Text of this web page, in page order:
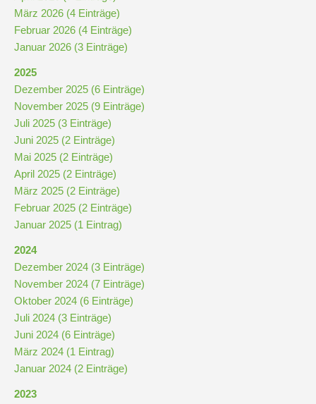
März 2026 (4 Einträge)
Februar 2026 (4 Einträge)
Januar 2026 (3 Einträge)
2025
Dezember 2025 (6 Einträge)
November 2025 (9 Einträge)
Juli 2025 (3 Einträge)
Juni 2025 (2 Einträge)
Mai 2025 (2 Einträge)
April 2025 (2 Einträge)
März 2025 (2 Einträge)
Februar 2025 (2 Einträge)
Januar 2025 (1 Eintrag)
2024
Dezember 2024 (3 Einträge)
November 2024 (7 Einträge)
Oktober 2024 (6 Einträge)
Juli 2024 (3 Einträge)
Juni 2024 (6 Einträge)
März 2024 (1 Eintrag)
Januar 2024 (2 Einträge)
2023